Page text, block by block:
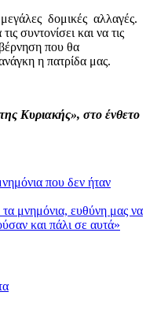
μεγάλες δομικές αλλαγές.
συντονίσει και να τις
που θα
η πατρίδα μας.
Κυριακής», στο ένθετο
που δεν ήταν
μνημόνια, ευθύνη μας να
και πάλι σε αυτά»